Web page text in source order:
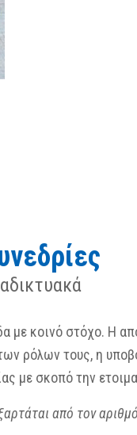
κοινό στόχο. Η
ρόλων τους, η
με σκοπό την
από τον